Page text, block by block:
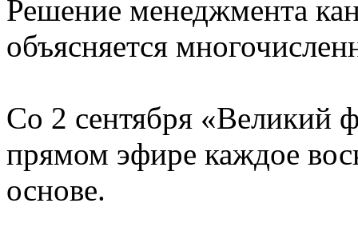
Решение менеджмента
объясняется
Со 2 сентября «Великий
прямом эфире каждое
основе.